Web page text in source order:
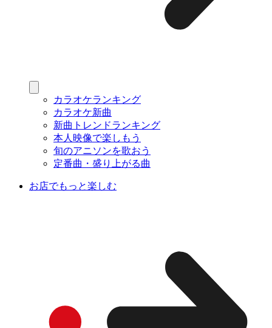
カラオケランキング
カラオケ新曲
新曲トレンドランキング
本人映像で楽しもう
旬のアニソンを歌おう
定番曲・盛り上がる曲
お店でもっと楽しむ